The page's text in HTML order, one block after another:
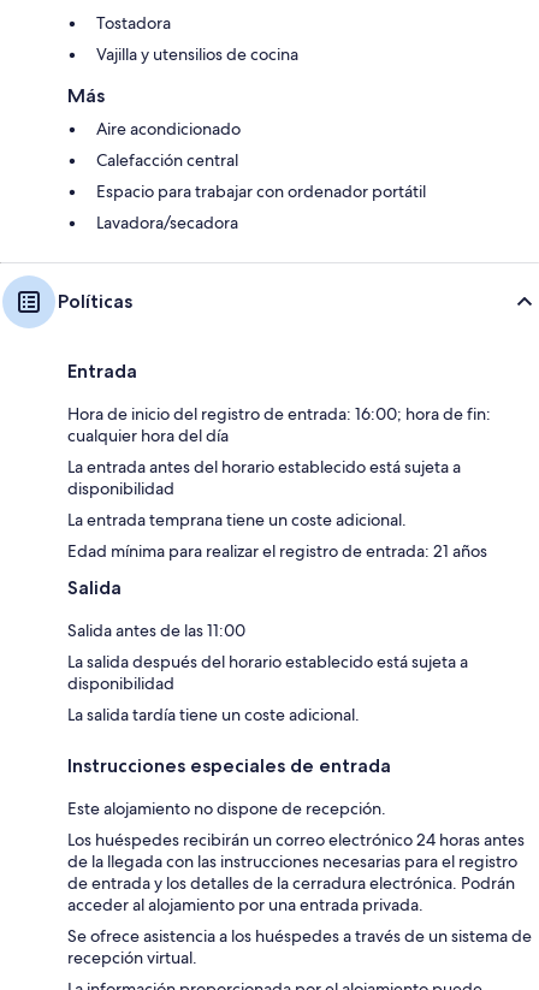
Tostadora
Vajilla y utensilios de cocina
Más
Aire acondicionado
Calefacción central
Espacio para trabajar con ordenador portátil
Lavadora/secadora
Políticas
Entrada
Hora de inicio del registro de entrada: 16:00; hora de fin:
cualquier hora del día
La entrada antes del horario establecido está sujeta a
disponibilidad
La entrada temprana tiene un coste adicional.
Edad mínima para realizar el registro de entrada: 21 años
Salida
Salida antes de las 11:00
La salida después del horario establecido está sujeta a
disponibilidad
La salida tardía tiene un coste adicional.
Instrucciones especiales de entrada
Este alojamiento no dispone de recepción.
Los huéspedes recibirán un correo electrónico 24 horas antes
de la llegada con las instrucciones necesarias para el registro
de entrada y los detalles de la cerradura electrónica. Podrán
acceder al alojamiento por una entrada privada.
Se ofrece asistencia a los huéspedes a través de un sistema de
recepción virtual.